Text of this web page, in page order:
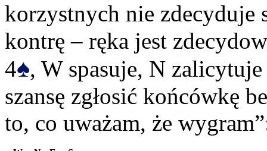
korzystnych nie zdecyduje
kontrę – ręka jest
4♠, W spasuje, N
szansę zgłosić końcówkę
to, co uważam, że